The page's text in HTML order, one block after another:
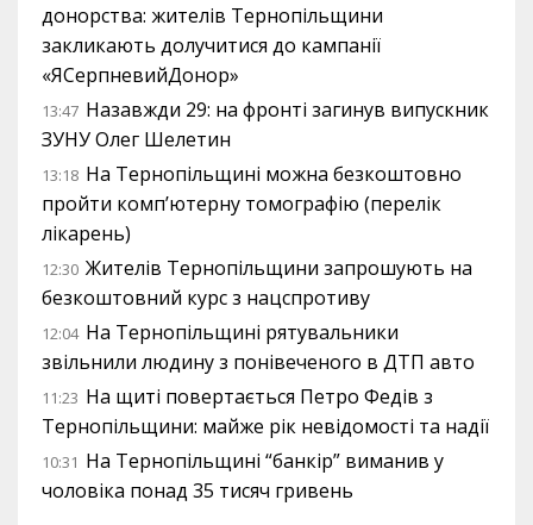
донорства: жителів Тернопільщини
закликають долучитися до кампанії
«ЯСерпневийДонор»
13:47 Назавжди 29: на фронті загинув випускник
ЗУНУ Олег Шелетин
13:18 На Тернопільщині можна безкоштовно
пройти комп’ютерну томографію (перелік
лікарень)
12:30 Жителів Тернопільщини запрошують на
безкоштовний курс з нацспротиву
12:04 На Тернопільщині рятувальники
звільнили людину з понівеченого в ДТП авто
11:23 На щиті повертається Петро Федів з
Тернопільщини: майже рік невідомості та надії
10:31 На Тернопільщині “банкір” виманив у
чоловіка понад 35 тисяч гривень